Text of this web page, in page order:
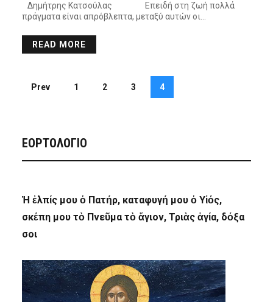
Δημήτρης Κατσούλας Επειδή στη ζωή πολλά
πράγματα είναι απρόβλεπτα, μεταξύ αυτών οι…
READ MORE
Prev 1 2 3 4
ΕΟΡΤΟΛΟΓΙΟ
Ἡ ἐλπίς μου ὁ Πατήρ, καταφυγή μου ὁ Υἱός,
σκέπη μου τὸ Πνεῦμα τὸ ἅγιον, Τριὰς ἁγία, δόξα
σοι